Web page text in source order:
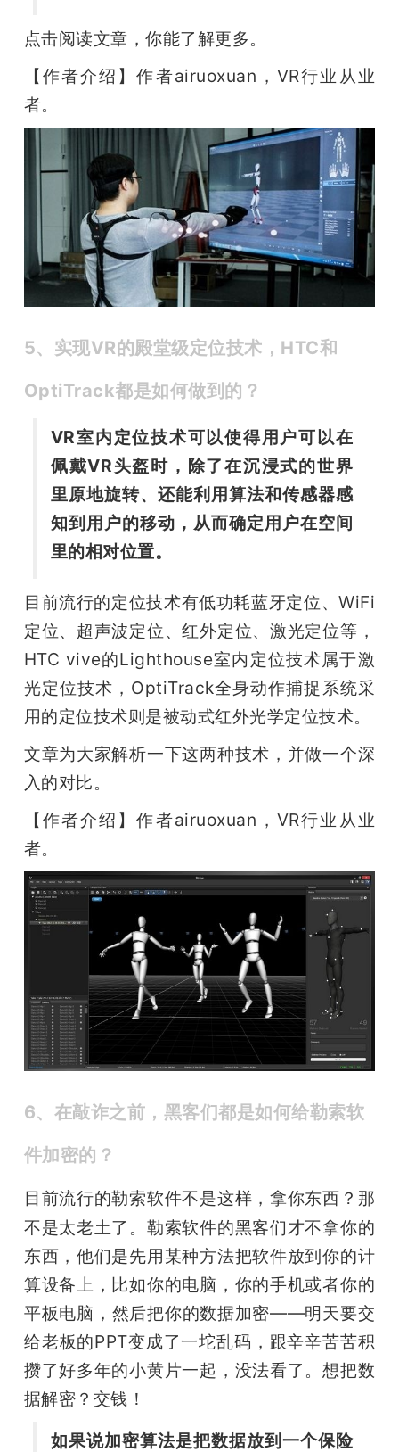
点击阅读文章，你能了解更多。
【作者介绍】作者airuoxuan，VR行业从业
者。
5、实现VR的殿堂级定位技术，HTC和
OptiTrack都是如何做到的？
VR室内定位技术可以使得用户可以在
佩戴VR头盔时，除了在沉浸式的世界
里原地旋转、还能利用算法和传感器感
知到用户的移动，从而确定用户在空间
里的相对位置。
目前流行的定位技术有低功耗蓝牙定位、WiFi
定位、超声波定位、红外定位、激光定位等，
HTC vive的Lighthouse室内定位技术属于激
光定位技术，OptiTrack全身动作捕捉系统采
用的定位技术则是被动式红外光学定位技术。
文章为大家解析一下这两种技术，并做一个深
入的对比。
【作者介绍】作者airuoxuan，VR行业从业
者。
6、在敲诈之前，黑客们都是如何给勒索软
件加密的？
目前流行的勒索软件不是这样，拿你东西？那
不是太老土了。勒索软件的黑客们才不拿你的
东西，他们是先用某种方法把软件放到你的计
算设备上，比如你的电脑，你的手机或者你的
平板电脑，然后把你的数据加密——明天要交
给老板的PPT变成了一坨乱码，跟辛辛苦苦积
攒了好多年的小黄片一起，没法看了。想把数
据解密？交钱！
如果说加密算法是把数据放到一个保险